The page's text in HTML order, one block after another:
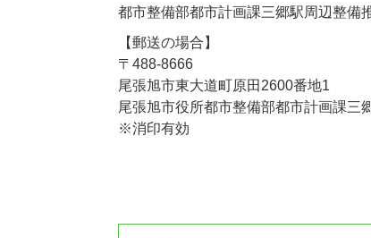
都市整備部都市計画課三郷駅周辺整備
【郵送の場合】
〒488-8666
尾張旭市東大道町原田2600番地1
尾張旭市役所都市整備部都市計画課三
※消印有効